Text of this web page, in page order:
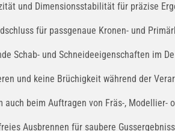
und Dimensionsstabilität für präzise
für passgenaue Kronen- und
Schab- und Schneideeigenschaften im
und keine Brüchigkeit während der
auch beim Auftragen von Fräs-, Modellier-
Ausbrennen für saubere